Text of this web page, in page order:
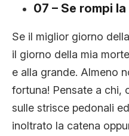
07 – Se rompi
Se il miglior giorno
il giorno della mia
e alla grande. Almeno
fortuna! Pensate a chi,
sulle strisce pedonali
inoltrato la catena